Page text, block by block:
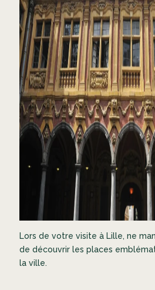
Lors de votre visite à Lille, ne
de découvrir les places
la ville.